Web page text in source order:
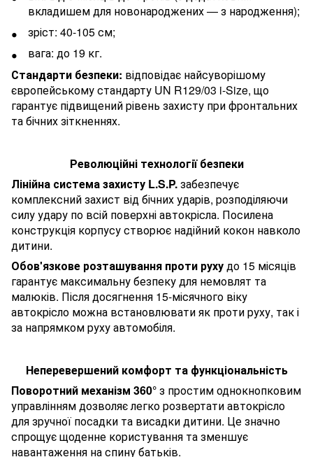
вкладишем для новонароджених — з народження);
зріст: 40-105 см;
вага: до 19 кг.
Стандарти безпеки: відповідає найсуворішому
європейському стандарту UN R129/03 i-Size, що
гарантує підвищений рівень захисту при фронтальних
та бічних зіткненнях.
Революційні технології безпеки
Лінійна система захисту L.S.P.забезпечує
комплексний захист від бічних ударів, розподіляючи
силу удару по всій поверхні автокрісла. Посилена
конструкція корпусу створює надійний кокон навколо
дитини.
Обов'язкове розташування проти руху до 15 місяців
гарантує максимальну безпеку для немовлят та
малюків. Після досягнення 15-місячного віку
автокрісло можна встановлювати як проти руху, так і
за напрямком руху автомобіля.
Неперевершений комфорт та функціональність
Поворотний механізм 360°з простим однокнопковим
управлінням дозволяє легко розвертати автокрісло
для зручної посадки та висадки дитини. Це значно
спрощує щоденне користування та зменшує
навантаження на спину батьків.